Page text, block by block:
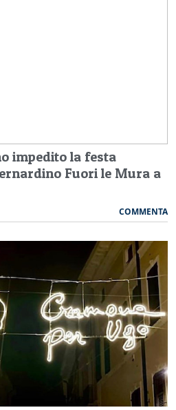
impedito la festa
Fuori le Mura a
COMMENTA